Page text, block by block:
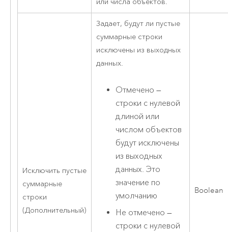
или числа объектов.
Исключить пустые
суммарные
строки
(Дополнительный)
Задает, будут ли пустые
суммарные строки
исключены из выходных
данных.
Отмечено —
строки с нулевой
длиной или
числом объектов
будут исключены
из выходных
данных. Это
значение по
умолчанию
Не отмечено —
строки с нулевой
Boolean